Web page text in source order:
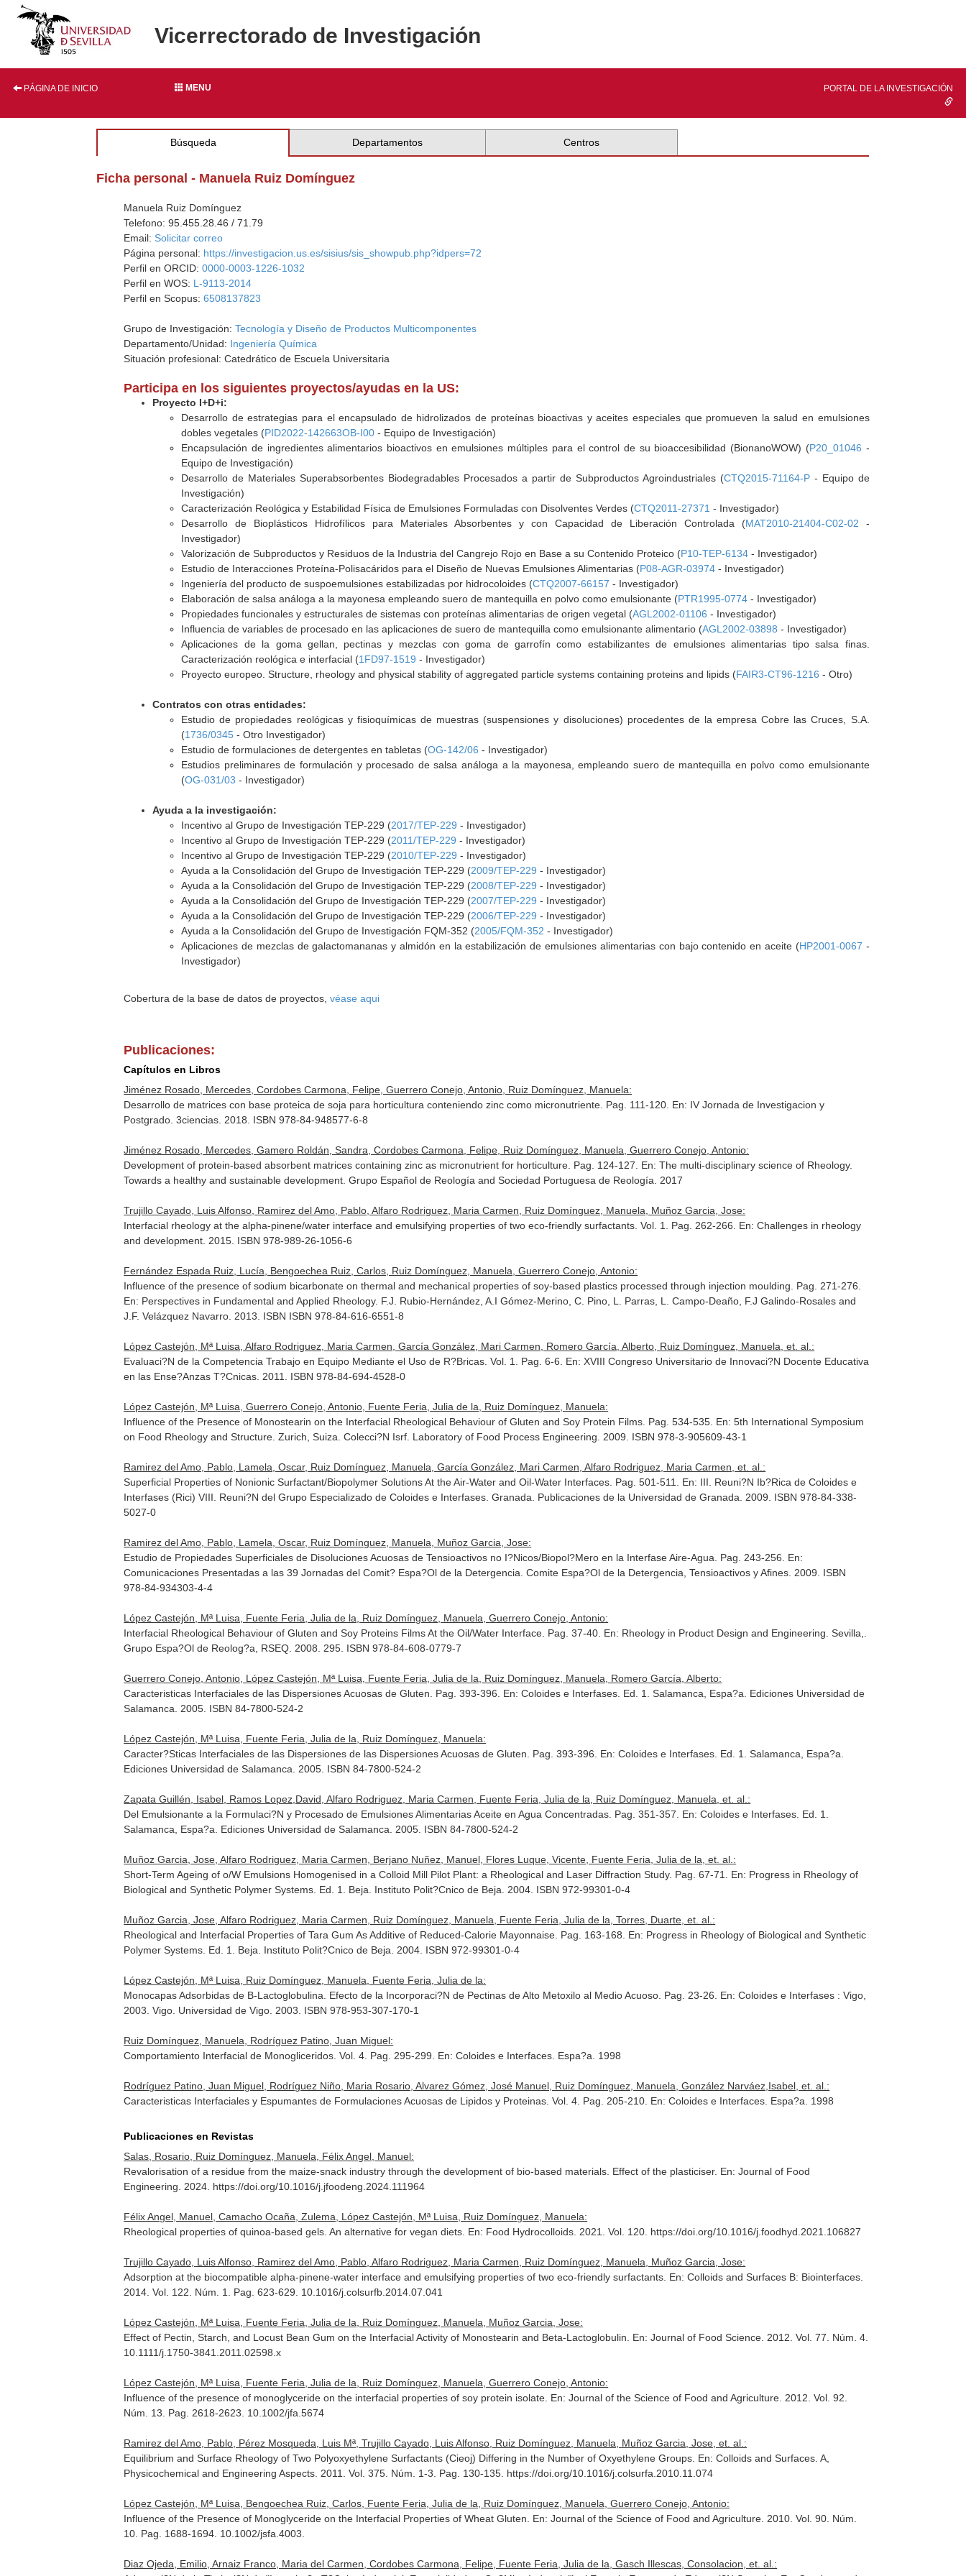
Vicerrectorado de Investigación
PÁGINA DE INICIO MENU PORTAL DE LA INVESTIGACIÓN
Búsqueda Departamentos Centros
Ficha personal - Manuela Ruiz Domínguez
Manuela Ruiz Domínguez
Telefono: 95.455.28.46 / 71.79
Email: Solicitar correo
Página personal: https://investigacion.us.es/sisius/sis_showpub.php?idpers=72
Perfil en ORCID:0000-0003-1226-1032
Perfil en WOS: L-9113-2014
Perfil en Scopus:6508137823
Grupo de Investigación:Tecnología y Diseño de Productos Multicomponentes
Departamento/Unidad: Ingeniería Química
Situación profesional: Catedrático de Escuela Universitaria
Participa en los siguientes proyectos/ayudas en la US:
Proyecto I+D+i:
Desarrollo de estrategias para el encapsulado de hidrolizados de proteínas bioactivas y aceites especiales que promueven la salud en emulsiones
dobles vegetales (PID2022-142663OB-I00 - Equipo de Investigación)
Encapsulación de ingredientes alimentarios bioactivos en emulsiones múltiples para el control de su bioaccesibilidad (BionanoWOW) (P20_01046 -
Equipo de Investigación)
Desarrollo de Materiales Superabsorbentes Biodegradables Procesados a partir de Subproductos Agroindustriales (CTQ2015-71164-P- Equipo de
Investigación)
Caracterización Reológica y Estabilidad Física de Emulsiones Formuladas con Disolventes Verdes (CTQ2011-27371 - Investigador)
Desarrollo de Bioplásticos Hidrofílicos para Materiales Absorbentes y con Capacidad de Liberación Controlada (MAT2010-21404-C02-02 -
Investigador)
Valorización de Subproductos y Residuos de la Industria del Cangrejo Rojo en Base a su Contenido Proteico (P10-TEP-6134 - Investigador)
Estudio de Interacciones Proteína-Polisacáridos para el Diseño de Nuevas Emulsiones Alimentarias (P08-AGR-03974 - Investigador)
Ingeniería del producto de suspoemulsiones estabilizadas por hidrocoloides (CTQ2007-66157 - Investigador)
Elaboración de salsa análoga a la mayonesa empleando suero de mantequilla en polvo como emulsionante (PTR1995-0774 - Investigador)
Propiedades funcionales y estructurales de sistemas con proteínas alimentarias de origen vegetal (AGL2002-01106 - Investigador)
Influencia de variables de procesado en las aplicaciones de suero de mantequilla como emulsionante alimentario (AGL2002-03898 - Investigador)
Aplicaciones de la goma gellan, pectinas y mezclas con goma de garrofín como estabilizantes de emulsiones alimentarias tipo salsa finas.
Caracterización reológica e interfacial (1FD97-1519 - Investigador)
Proyecto europeo. Structure, rheology and physical stability of aggregated particle systems containing proteins and lipids (FAIR3-CT96-1216 - Otro)
Contratos con otras entidades:
Estudio de propiedades reológicas y fisioquímicas de muestras (suspensiones y disoluciones) procedentes de la empresa Cobre las Cruces, S.A.
(1736/0345 - Otro Investigador)
Estudio de formulaciones de detergentes en tabletas (OG-142/06 - Investigador)
Estudios preliminares de formulación y procesado de salsa análoga a la mayonesa, empleando suero de mantequilla en polvo como emulsionante
(OG-031/03 - Investigador)
Ayuda a la investigación:
Incentivo al Grupo de Investigación TEP-229 (2017/TEP-229 - Investigador)
Incentivo al Grupo de Investigación TEP-229 (2011/TEP-229 - Investigador)
Incentivo al Grupo de Investigación TEP-229 (2010/TEP-229 - Investigador)
Ayuda a la Consolidación del Grupo de Investigación TEP-229 (2009/TEP-229 - Investigador)
Ayuda a la Consolidación del Grupo de Investigación TEP-229 (2008/TEP-229 - Investigador)
Ayuda a la Consolidación del Grupo de Investigación TEP-229 (2007/TEP-229 - Investigador)
Ayuda a la Consolidación del Grupo de Investigación TEP-229 (2006/TEP-229 - Investigador)
Ayuda a la Consolidación del Grupo de Investigación FQM-352 (2005/FQM-352 - Investigador)
Aplicaciones de mezclas de galactomananas y almidón en la estabilización de emulsiones alimentarias con bajo contenido en aceite (HP2001-0067 -
Investigador)
Cobertura de la base de datos de proyectos,véase aqui
Publicaciones:
Capítulos en Libros
Jiménez Rosado, Mercedes, Cordobes Carmona, Felipe, Guerrero Conejo, Antonio, Ruiz Domínguez, Manuela:
Desarrollo de matrices con base proteica de soja para horticultura conteniendo zinc como micronutriente. Pag. 111-120. En: IV Jornada de Investigacion y
Postgrado . 3ciencias. 2018. ISBN 978-84-948577-6-8
Jiménez Rosado, Mercedes, Gamero Roldán, Sandra, Cordobes Carmona, Felipe, Ruiz Domínguez, Manuela, Guerrero Conejo, Antonio:
Development of protein-based absorbent matrices containing zinc as micronutrient for horticulture. Pag. 124-127. En: The multi-disciplinary science of Rheology.
Towards a healthy and sustainable development . Grupo Español de Reología and Sociedad Portuguesa de Reología. 2017
Trujillo Cayado, Luis Alfonso, Ramirez del Amo, Pablo, Alfaro Rodriguez, Maria Carmen, Ruiz Domínguez, Manuela, Muñoz Garcia, Jose:
Interfacial rheology at the alpha-pinene/water interface and emulsifying properties of two eco-friendly surfactants. Vol. 1. Pag. 262-266. En: Challenges in rheology
and development . 2015. ISBN 978-989-26-1056-6
Fernández Espada Ruiz, Lucía, Bengoechea Ruiz, Carlos, Ruiz Domínguez, Manuela, Guerrero Conejo, Antonio:
Influence of the presence of sodium bicarbonate on thermal and mechanical properties of soy-based plastics processed through injection moulding. Pag. 271-276.
En: Perspectives in Fundamental and Applied Rheology. F.J. Rubio-Hernández, A.I Gómez-Merino, C. Pino, L. Parras, L. Campo-Deaño, F.J Galindo-Rosales and
J.F. Velázquez Navarro. 2013. ISBN ISBN 978-84-616-6551-8
López Castejón, Mª Luisa, Alfaro Rodriguez, Maria Carmen, García González, Mari Carmen, Romero García, Alberto, Ruiz Domínguez, Manuela, et. al.:
Evaluaci?N de la Competencia Trabajo en Equipo Mediante el Uso de R?Bricas. Vol. 1. Pag. 6-6. En: XVIII Congreso Universitario de Innovaci?N Docente Educativa
en las Ense?Anzas T?Cnicas . 2011. ISBN 978-84-694-4528-0
López Castejón, Mª Luisa, Guerrero Conejo, Antonio, Fuente Feria, Julia de la, Ruiz Domínguez, Manuela:
Influence of the Presence of Monostearin on the Interfacial Rheological Behaviour of Gluten and Soy Protein Films. Pag. 534-535. En: 5th International Symposium
on Food Rheology and Structure . Zurich, Suiza. Colecci?N Isrf. Laboratory of Food Process Engineering. 2009. ISBN 978-3-905609-43-1
Ramirez del Amo, Pablo, Lamela, Oscar, Ruiz Domínguez, Manuela, García González, Mari Carmen, Alfaro Rodriguez, Maria Carmen, et. al.:
Superficial Properties of Nonionic Surfactant/Biopolymer Solutions At the Air-Water and Oil-Water Interfaces. Pag. 501-511. En: III. Reuni?N Ib?Rica de Coloides e
Interfases (Rici) VIII. Reuni?N del Grupo Especializado de Coloides e Interfases . Granada. Publicaciones de la Universidad de Granada. 2009. ISBN 978-84-338-
5027-0
Ramirez del Amo, Pablo, Lamela, Oscar, Ruiz Domínguez, Manuela, Muñoz Garcia, Jose:
Estudio de Propiedades Superficiales de Disoluciones Acuosas de Tensioactivos no I?Nicos/Biopol?Mero en la Interfase Aire-Agua. Pag. 243-256. En:
Comunicaciones Presentadas a las 39 Jornadas del Comit? Espa?Ol de la Detergencia . Comite Espa?Ol de la Detergencia, Tensioactivos y Afines. 2009. ISBN
978-84-934303-4-4
López Castejón, Mª Luisa, Fuente Feria, Julia de la, Ruiz Domínguez, Manuela, Guerrero Conejo, Antonio:
Interfacial Rheological Behaviour of Gluten and Soy Proteins Films At the Oil/Water Interface. Pag. 37-40. En: Rheology in Product Design and Engineering . Sevilla,.
Grupo Espa?Ol de Reolog?a, RSEQ. 2008. 295. ISBN 978-84-608-0779-7
Guerrero Conejo, Antonio, López Castejón, Mª Luisa, Fuente Feria, Julia de la, Ruiz Domínguez, Manuela, Romero García, Alberto:
Caracteristicas Interfaciales de las Dispersiones Acuosas de Gluten. Pag. 393-396. En: Coloides e Interfases . Ed. 1. Salamanca, Espa?a. Ediciones Universidad de
Salamanca. 2005. ISBN 84-7800-524-2
López Castejón, Mª Luisa, Fuente Feria, Julia de la, Ruiz Domínguez, Manuela:
Caracter?Sticas Interfaciales de las Dispersiones de las Dispersiones Acuosas de Gluten. Pag. 393-396. En: Coloides e Interfases . Ed. 1. Salamanca, Espa?a.
Ediciones Universidad de Salamanca. 2005. ISBN 84-7800-524-2
Zapata Guillén, Isabel, Ramos Lopez,David, Alfaro Rodriguez, Maria Carmen, Fuente Feria, Julia de la, Ruiz Domínguez, Manuela, et. al.:
Del Emulsionante a la Formulaci?N y Procesado de Emulsiones Alimentarias Aceite en Agua Concentradas. Pag. 351-357. En: Coloides e Interfases . Ed. 1.
Salamanca, Espa?a. Ediciones Universidad de Salamanca. 2005. ISBN 84-7800-524-2
Muñoz Garcia, Jose, Alfaro Rodriguez, Maria Carmen, Berjano Nuñez, Manuel, Flores Luque, Vicente, Fuente Feria, Julia de la, et. al.:
Short-Term Ageing of o/W Emulsions Homogenised in a Colloid Mill Pilot Plant: a Rheological and Laser Diffraction Study. Pag. 67-71. En: Progress in Rheology of
Biological and Synthetic Polymer Systems . Ed. 1. Beja. Instituto Polit?Cnico de Beja. 2004. ISBN 972-99301-0-4
Muñoz Garcia, Jose, Alfaro Rodriguez, Maria Carmen, Ruiz Domínguez, Manuela, Fuente Feria, Julia de la, Torres, Duarte, et. al.:
Rheological and Interfacial Properties of Tara Gum As Additive of Reduced-Calorie Mayonnaise. Pag. 163-168. En: Progress in Rheology of Biological and Synthetic
Polymer Systems . Ed. 1. Beja. Instituto Polit?Cnico de Beja. 2004. ISBN 972-99301-0-4
López Castejón, Mª Luisa, Ruiz Domínguez, Manuela, Fuente Feria, Julia de la:
Monocapas Adsorbidas de B-Lactoglobulina. Efecto de la Incorporaci?N de Pectinas de Alto Metoxilo al Medio Acuoso. Pag. 23-26. En: Coloides e Interfases : Vigo,
2003 . Vigo. Universidad de Vigo. 2003. ISBN 978-953-307-170-1
Ruiz Domínguez, Manuela, Rodríguez Patino, Juan Miguel:
Comportamiento Interfacial de Monogliceridos. Vol. 4. Pag. 295-299. En: Coloides e Interfaces . Espa?a. 1998
Rodríguez Patino, Juan Miguel, Rodríguez Niño, Maria Rosario, Alvarez Gómez, José Manuel, Ruiz Domínguez, Manuela, González Narváez,Isabel, et. al.:
Caracteristicas Interfaciales y Espumantes de Formulaciones Acuosas de Lipidos y Proteinas. Vol. 4. Pag. 205-210. En: Coloides e Interfaces . Espa?a. 1998
Publicaciones en Revistas
Salas, Rosario, Ruiz Domínguez, Manuela, Félix Angel, Manuel:
Revalorisation of a residue from the maize-snack industry through the development of bio-based materials. Effect of the plasticiser. En: Journal of Food
Engineering . 2024. https://doi.org/10.1016/j.jfoodeng.2024.111964
Félix Angel, Manuel, Camacho Ocaña, Zulema, López Castejón, Mª Luisa, Ruiz Domínguez, Manuela:
Rheological properties of quinoa-based gels. An alternative for vegan diets. En: Food Hydrocolloids . 2021. Vol. 120. https://doi.org/10.1016/j.foodhyd.2021.106827
Trujillo Cayado, Luis Alfonso, Ramirez del Amo, Pablo, Alfaro Rodriguez, Maria Carmen, Ruiz Domínguez, Manuela, Muñoz Garcia, Jose:
Adsorption at the biocompatible alpha-pinene-water interface and emulsifying properties of two eco-friendly surfactants. En: Colloids and Surfaces B: Biointerfaces
2014. Vol. 122. Núm. 1. Pag. 623-629. 10.1016/j.colsurfb.2014.07.041
López Castejón, Mª Luisa, Fuente Feria, Julia de la, Ruiz Domínguez, Manuela, Muñoz Garcia, Jose:
Effect of Pectin, Starch, and Locust Bean Gum on the Interfacial Activity of Monostearin and Beta-Lactoglobulin. En: Journal of Food Science . 2012. Vol. 77. Núm. 4.
10.1111/j.1750-3841.2011.02598.x
López Castejón, Mª Luisa, Fuente Feria, Julia de la, Ruiz Domínguez, Manuela, Guerrero Conejo, Antonio:
Influence of the presence of monoglyceride on the interfacial properties of soy protein isolate. En: Journal of the Science of Food and Agriculture . 2012. Vol. 92.
Núm. 13. Pag. 2618-2623. 10.1002/jfa.5674
Ramirez del Amo, Pablo, Pérez Mosqueda, Luis Mª, Trujillo Cayado, Luis Alfonso, Ruiz Domínguez, Manuela, Muñoz Garcia, Jose, et. al.:
Equilibrium and Surface Rheology of Two Polyoxyethylene Surfactants (Cieoj) Differing in the Number of Oxyethylene Groups. En: Colloids and Surfaces. A,
Physicochemical and Engineering Aspects . 2011. Vol. 375. Núm. 1-3. Pag. 130-135. https://doi.org/10.1016/j.colsurfa.2010.11.074
López Castejón, Mª Luisa, Bengoechea Ruiz, Carlos, Fuente Feria, Julia de la, Ruiz Domínguez, Manuela, Guerrero Conejo, Antonio:
Influence of the Presence of Monoglyceride on the Interfacial Properties of Wheat Gluten. En: Journal of the Science of Food and Agriculture . 2010. Vol. 90. Núm.
10. Pag. 1688-1694. 10.1002/jsfa.4003.
Diaz Ojeda, Emilio, Arnaiz Franco, Maria del Carmen, Cordobes Carmona, Felipe, Fuente Feria, Julia de la, Gasch Illescas, Consolacion, et. al.: